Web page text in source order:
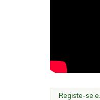
Registe-se e...